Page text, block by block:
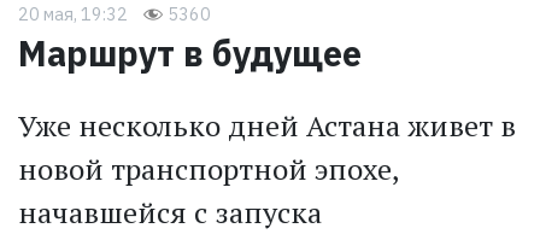
20 мая, 19:32 5360
Маршрут в будущее
Уже несколько дней Астана живет в
новой транспортной эпохе,
начавшейся с запуска